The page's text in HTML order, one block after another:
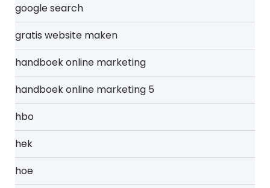
google search
gratis website maken
handboek online marketing
handboek online marketing 5
hbo
hek
hoe